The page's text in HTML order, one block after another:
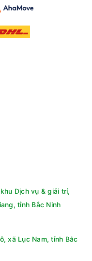
Dịch vụ & giải trí,
tỉnh Bắc Ninh
xã Lục Nam, tỉnh Bắc